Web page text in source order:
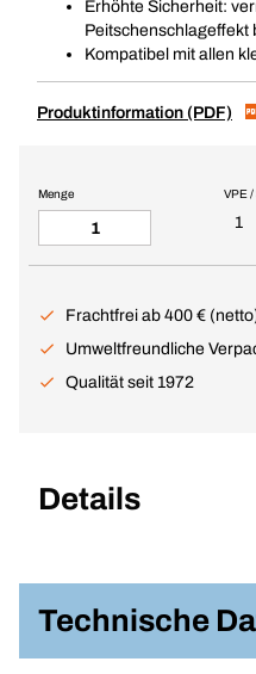
Erhöhte Sicherheit:
Peitschenschlageffekt
Kompatibel mit allen
Produktinformation (PDF)
VPE /
1
Menge
Frachtfrei ab 400 €
Umweltfreundliche
Qualität seit 1972
Details
Technische